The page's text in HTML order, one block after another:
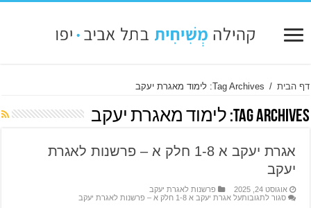
דף הבית / Tag Archives: לימוד מאגרת יעקב
Tag Archives: לימוד מאגרת יעקב
אגרת יעקב א 1-8 חלק א – פרשנות לאגרת
יעקב
אוגוסט 24, 2025
פרשנות לאגרת יעקב
סגור לתגובותעל אגרת יעקב א 1-8 חלק א – פרשנות לאגרת יעקב